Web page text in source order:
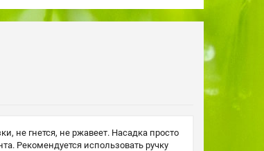
не гнется, не ржавеет. Насадка просто
Рекомендуется использовать ручку